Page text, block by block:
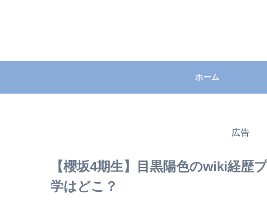
ホーム
広告
【櫻坂4期生】目黒陽色のwiki経歴
学はどこ？